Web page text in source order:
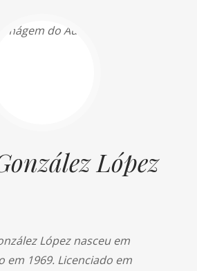
López
López nasceu em
em 1969. Licenciado em